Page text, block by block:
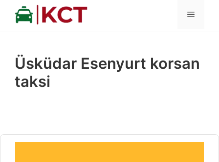
İçeriğe
MENÜ
Üsküdar Esenyurt korsan
taksi